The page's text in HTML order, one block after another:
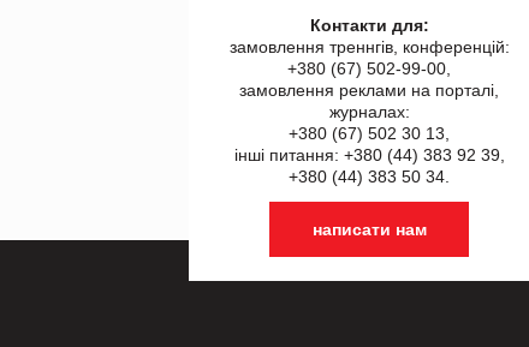
Контакти для:
замовлення треннгів, конференцій:
+380 (67) 502-99-00,
замовлення реклами на порталі,
журналах:
+380 (67) 502 30 13,
інші питання: +380 (44) 383 92 39,
+380 (44) 383 50 34.
написати нам